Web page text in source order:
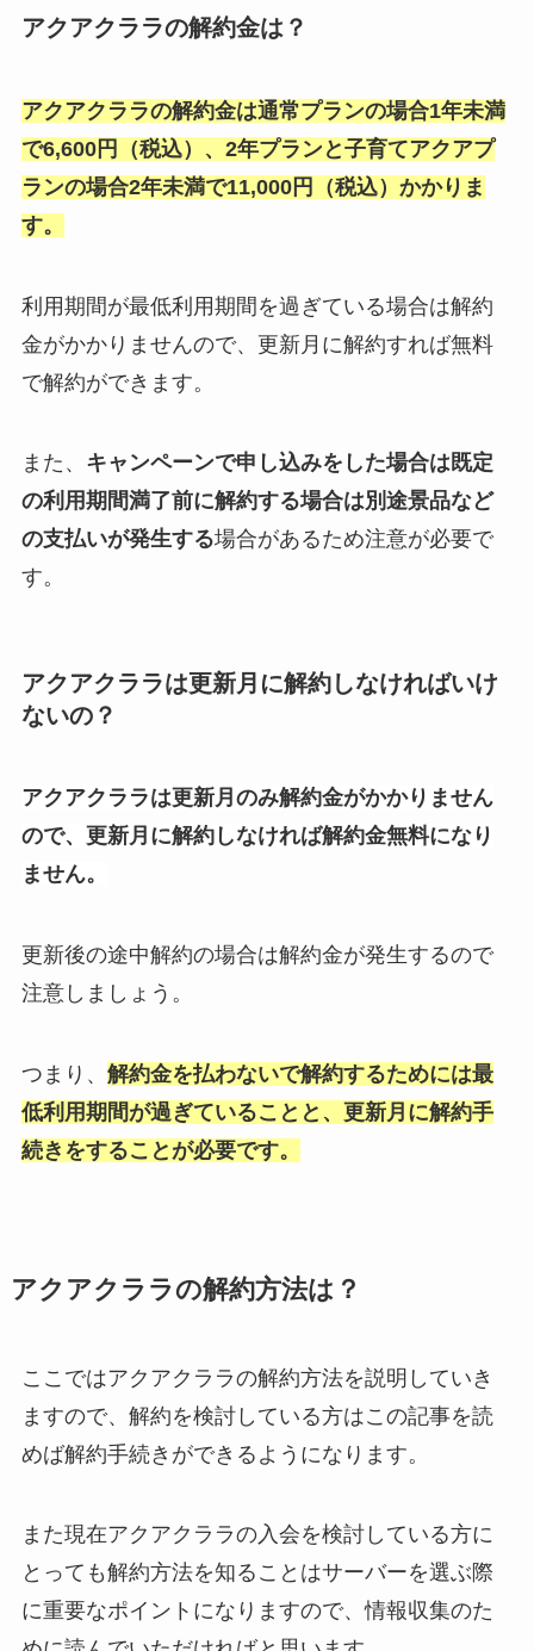
アクアクララの解約金は？
アクアクララの解約金は通常プランの場合1年未満
で6,600円（税込）、2年プランと子育てアクアプ
ランの場合2年未満で11,000円（税込）かかりま
す。
利用期間が最低利用期間を過ぎている場合は解約
金がかかりませんので、更新月に解約すれば無料
で解約ができます。
また、 キャンペーンで申し込みをした場合は既定
の利用期間満了前に解約する場合は別途景品など
の支払いが発生する場合があるため注意が必要で
す。
アクアクララは更新月に解約しなければいけ
ないの？
アクアクララは更新月のみ解約金がかかりません
ので、更新月に解約しなければ解約金無料になり
ません。
更新後の途中解約の場合は解約金が発生するので
注意しましょう。
つまり、 解約金を払わないで解約するためには最
低利用期間が過ぎていることと、更新月に解約手
続きをすることが必要です。
アクアクララの解約方法は？
ここではアクアクララの解約方法を説明していき
ますので、解約を検討している方はこの記事を読
めば解約手続きができるようになります。
また現在アクアクララの入会を検討している方に
とっても解約方法を知ることはサーバーを選ぶ際
に重要なポイントになりますので、情報収集のた